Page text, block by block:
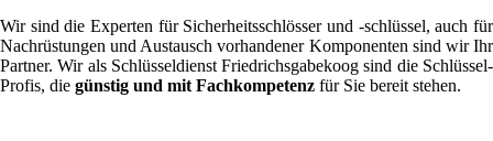
Wir sind die Experten für Sicherheitsschlösser und -schlüssel, auch für
Nachrüstungen und Austausch vorhandener Komponenten sind wir Ihr
Partner. Wir als Schlüsseldienst Friedrichsgabekoog sind die Schlüssel-
Profis, die günstig und mit Fachkompetenz für Sie bereit stehen.